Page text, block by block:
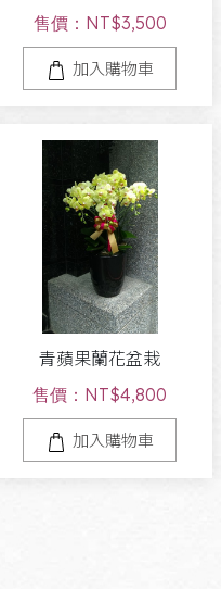
售價：NT$3,500
加入購物車
青蘋果蘭花盆栽
售價：NT$4,800
加入購物車